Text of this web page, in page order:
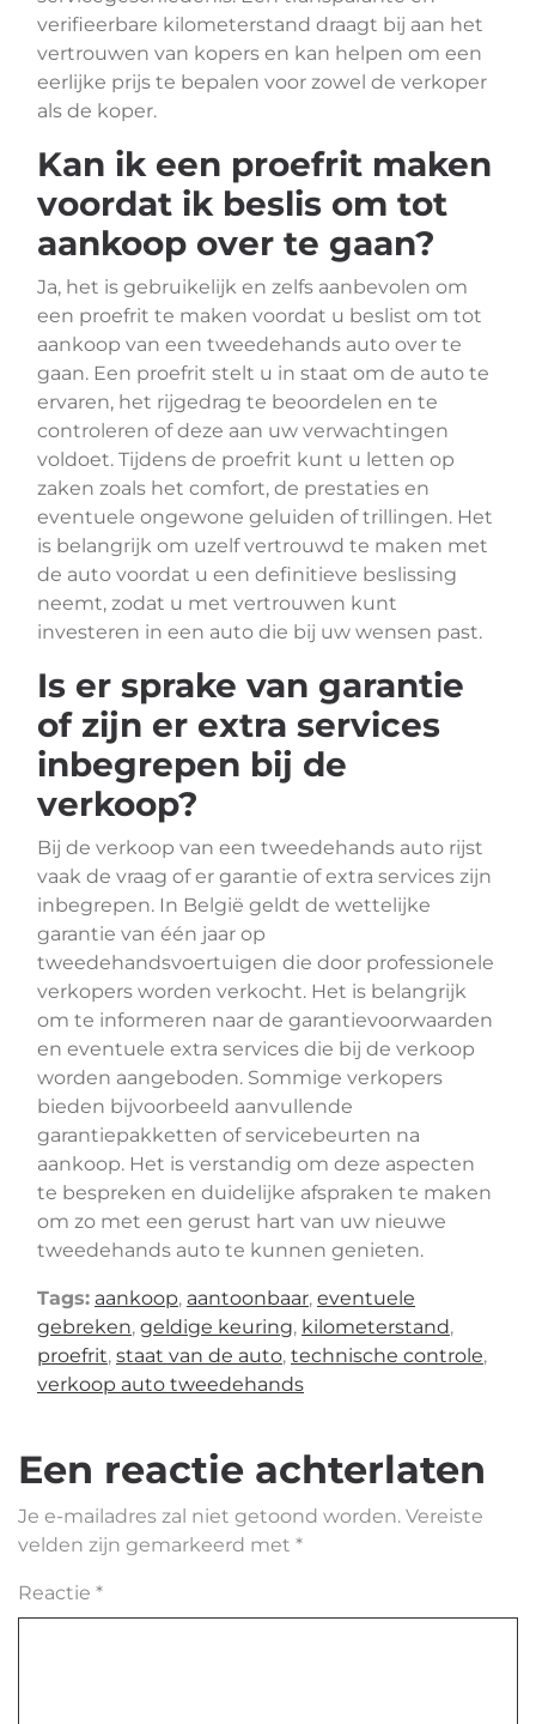
verifieerbare kilometerstand draagt bij aan het
vertrouwen van kopers en kan helpen om een
eerlijke prijs te bepalen voor zowel de verkoper
als de koper.
Kan ik een proefrit maken
voordat ik beslis om tot
aankoop over te gaan?
Ja, het is gebruikelijk en zelfs aanbevolen om
een proefrit te maken voordat u beslist om tot
aankoop van een tweedehands auto over te
gaan. Een proefrit stelt u in staat om de auto te
ervaren, het rijgedrag te beoordelen en te
controleren of deze aan uw verwachtingen
voldoet. Tijdens de proefrit kunt u letten op
zaken zoals het comfort, de prestaties en
eventuele ongewone geluiden of trillingen. Het
is belangrijk om uzelf vertrouwd te maken met
de auto voordat u een definitieve beslissing
neemt, zodat u met vertrouwen kunt
investeren in een auto die bij uw wensen past.
Is er sprake van garantie
of zijn er extra services
inbegrepen bij de
verkoop?
Bij de verkoop van een tweedehands auto rijst
vaak de vraag of er garantie of extra services zijn
inbegrepen. In België geldt de wettelijke
garantie van één jaar op
tweedehandsvoertuigen die door professionele
verkopers worden verkocht. Het is belangrijk
om te informeren naar de garantievoorwaarden
en eventuele extra services die bij de verkoop
worden aangeboden. Sommige verkopers
bieden bijvoorbeeld aanvullende
garantiepakketten of servicebeurten na
aankoop. Het is verstandig om deze aspecten
te bespreken en duidelijke afspraken te maken
om zo met een gerust hart van uw nieuwe
tweedehands auto te kunnen genieten.
Tags: aankoop, aantoonbaar, eventuele
gebreken, geldige keuring, kilometerstand,
proefrit, staat van de auto, technische controle,
verkoop auto tweedehands
Een reactie achterlaten
Je e-mailadres zal niet getoond worden. Vereiste
velden zijn gemarkeerd met *
Reactie *